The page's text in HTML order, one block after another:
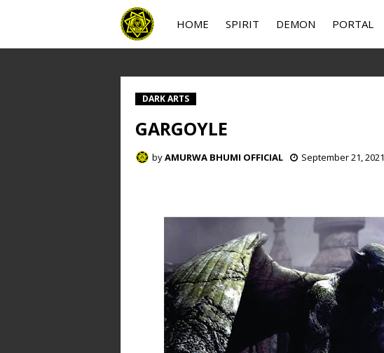
HOME SPIRIT DEMON PORTAL
DARK ARTS
GARGOYLE
byAMURWA BHUMI OFFICIAL September 21, 2021